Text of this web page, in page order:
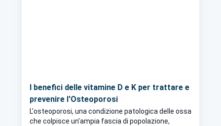
I benefici delle vitamine D e K per trattare e
prevenire l'Osteoporosi
L'osteoporosi, una condizione patologica delle ossa
che colpisce un'ampia fascia di popolazione,